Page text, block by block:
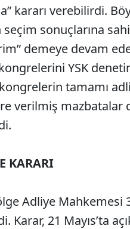
kararı verebilirdi.
sonuçlarına
demeye devam
YSK
tamamı
verilmiş
KARARI
Adliye Mahkemesi
Karar, 21 Mayıs’ta